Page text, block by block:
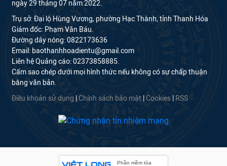
ngày 29 tháng 07 năm 2022.
Trụ sở: Đại lộ Hùng Vương, phường Hạc Thành, tỉnh Thanh Hóa
Giám đốc: Phạm Văn Báu.
Đường dây nóng: 0822173636
Email: baothanhhoadientu@gmail.com
Liên hệ Quảng cáo: 02373858885.
Cấm sao chép dưới mọi hình thức nếu không có sự chấp thuận
bằng văn bản.
Điều khoản sử dụng Chính sách bảo mật Cookies RSS
Phần mềm tòa